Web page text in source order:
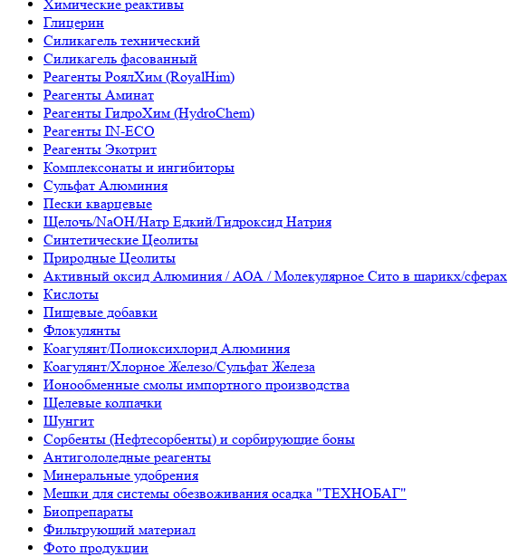
Химические реактивы
Глицерин
Силикагель технический
Силикагель фасованный
Реагенты РоялХим (RoyalHim)
Реагенты Аминат
Реагенты ГидроХим (HydroChem)
Реагенты IN-ECO
Реагенты Экотрит
Комплексонаты и ингибиторы
Сульфат Алюминия
Пески кварцевые
Щелочь/NaOH/Натр Едкий/Гидроксид Натрия
Синтетические Цеолиты
Природные Цеолиты
Активный оксид Алюминия / АОА / Молекулярное Сито в шарикх/сферах
Кислоты
Пищевые добавки
Флокулянты
Коагулянт/Полиоксихлорид Алюминия
Коагулянт/Хлорное Железо/Сульфат Железа
Ионообменные смолы импортного производства
Щелевые колпачки
Шунгит
Сорбенты (Нефтесорбенты) и сорбирующие боны
Антигололедные реагенты
Минеральные удобрения
Мешки для системы обезвоживания осадка "ТЕХНОБАГ"
Биопрепараты
Фильтрующий материал
Фото продукции